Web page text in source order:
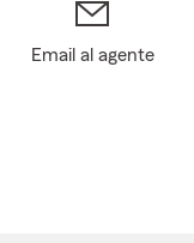
Email al agente